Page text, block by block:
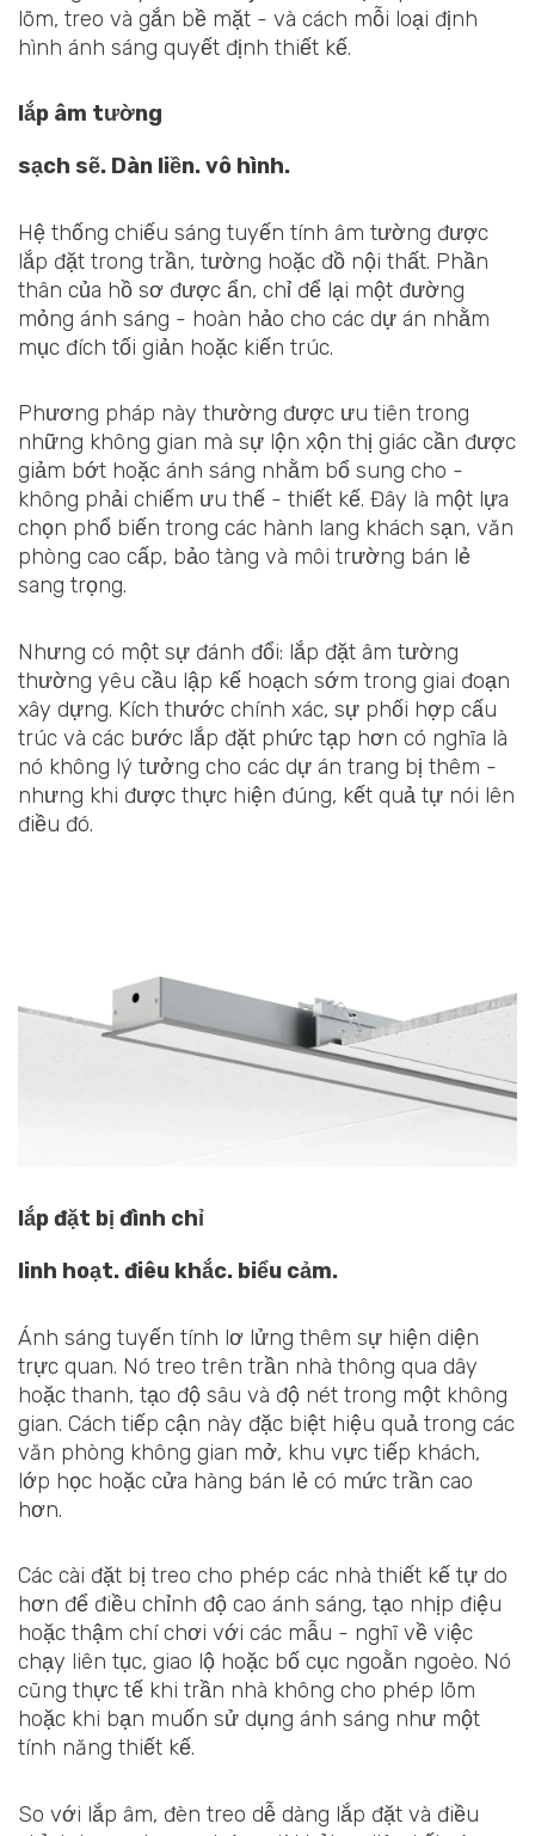
lõm, treo và gắn bề mặt - và cách mỗi loại định
hình ánh sáng quyết định thiết kế.
lắp âm tường
sạch sẽ. Dàn liền. vô hình.
Hệ thống chiếu sáng tuyến tính âm tường được
lắp đặt trong trần, tường hoặc đồ nội thất. Phần
thân của hồ sơ được ẩn, chỉ để lại một đường
mỏng ánh sáng - hoàn hảo cho các dự án nhằm
mục đích tối giản hoặc kiến trúc.
Phương pháp này thường được ưu tiên trong
những không gian mà sự lộn xộn thị giác cần được
giảm bớt hoặc ánh sáng nhằm bổ sung cho -
không phải chiếm ưu thế - thiết kế. Đây là một lựa
chọn phổ biến trong các hành lang khách sạn, văn
phòng cao cấp, bảo tàng và môi trường bán lẻ
sang trọng.
Nhưng có một sự đánh đổi: lắp đặt âm tường
thường yêu cầu lập kế hoạch sớm trong giai đoạn
xây dựng. Kích thước chính xác, sự phối hợp cấu
trúc và các bước lắp đặt phức tạp hơn có nghĩa là
nó không lý tưởng cho các dự án trang bị thêm -
nhưng khi được thực hiện đúng, kết quả tự nói lên
điều đó.
lắp đặt bị đình chỉ
linh hoạt. điêu khắc. biểu cảm.
Ánh sáng tuyến tính lơ lửng thêm sự hiện diện
trực quan. Nó treo trên trần nhà thông qua dây
hoặc thanh, tạo độ sâu và độ nét trong một không
gian. Cách tiếp cận này đặc biệt hiệu quả trong các
văn phòng không gian mở, khu vực tiếp khách,
lớp học hoặc cửa hàng bán lẻ có mức trần cao
hơn.
Các cài đặt bị treo cho phép các nhà thiết kế tự do
hơn để điều chỉnh độ cao ánh sáng, tạo nhịp điệu
hoặc thậm chí chơi với các mẫu - nghĩ về việc
chạy liên tục, giao lộ hoặc bố cục ngoằn ngoèo. Nó
cũng thực tế khi trần nhà không cho phép lõm
hoặc khi bạn muốn sử dụng ánh sáng như một
tính năng thiết kế.
So với lắp âm, đèn treo dễ dàng lắp đặt và điều